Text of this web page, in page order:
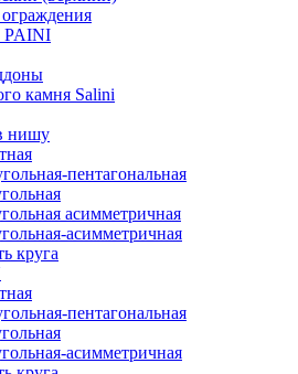
PAINI
камня Salini
нишу
пентагональная
асимметричная
асимметричная
круга
пентагональная
асимметричная